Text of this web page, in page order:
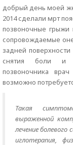
добрый день моей
2014 сделали мрт
позвоночные грыжи
сопровождаемые
задней
снятия боли и
позвоночника
возможно
Такая
выраженной
лечение
иглотерапия,